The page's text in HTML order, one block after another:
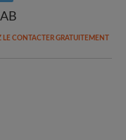
CONTACTER GRATUITEMENT